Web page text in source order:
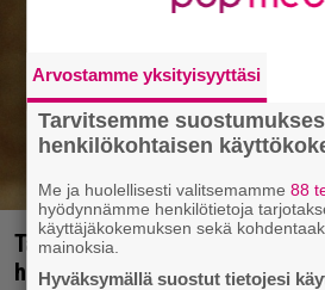
Tänän tv:ssä: Esko Salminen ja
hienot pääroolit vuoden 1984
Arvostamme yksityisyyttäsi
Tarvitsemme
henkilökohtaisen
Me ja huolellisesti valitsemamme88
hyödynnämme henkilötietoja
käyttäjäkokemuksen sekä
mainoksia.
Hyväksymällä suostut tietojesi